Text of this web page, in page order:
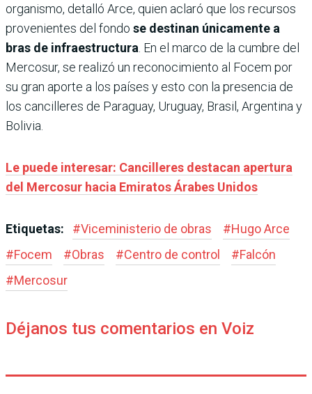
organismo, detalló Arce, quien aclaró que los recursos
provenientes del fondo se destinan únicamente a
bras de infraestructura . En el marco de la cumbre del
Mercosur, se realizó un reconocimiento al Focem por
su gran aporte a los países y esto con la presencia de
los cancilleres de Paraguay, Uruguay, Brasil, Argentina y
Bolivia.
Le puede interesar: Cancilleres destacan apertura
del Mercosur hacia Emiratos Árabes Unidos
Etiquetas: #Viceministerio de obras #Hugo Arce
#Focem #Obras #Centro de control #Falcón
#Mercosur
Déjanos tus comentarios en Voiz